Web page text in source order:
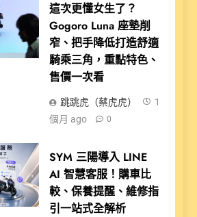
這次更懂女生了？
Gogoro Luna 座墊削
窄、把手降低打造舒適
騎乘三角，重點特色、
售價一次看
跳跳虎（蔡虎虎）
1
個月 ago
0
SYM 三陽導入 LINE
AI 智慧客服！購車比
較、保養提醒、維修指
引一站式全解析